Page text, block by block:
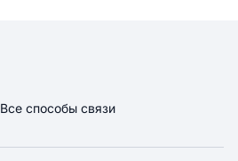
Все способы связи